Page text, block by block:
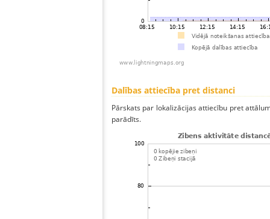
Dalības attiecība pret distanci
Pārskats par lokalizācijas attiecību pret
parādīts.